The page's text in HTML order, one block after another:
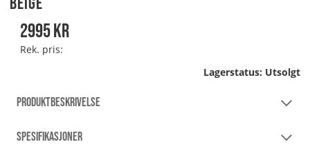
2995kr
Rek. pris:
Lagerstatus: Utsolgt
PRODUKTBESKRIVELSE
SPESIFIKASJONER